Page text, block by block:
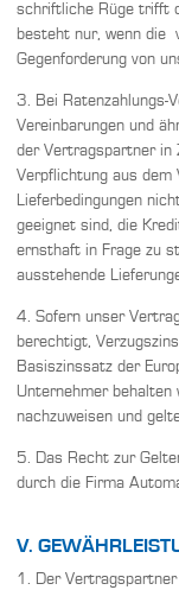
schriftliche Rüge trifft
besteht nur, wenn die
Gegenforderung von
3. Bei Ratenzahlungs-
Vereinbarungen und
der Vertragspartner in
Verpflichtung aus dem
Lieferbedingungen
geeignet sind, die
ernsthaft in Frage zu
ausstehende
4. Sofern unser
berechtigt,
Basiszinssatz der
Unternehmer behalten
nachzuweisen und
5. Das Recht zur
durch die Firma
V.
1. Der